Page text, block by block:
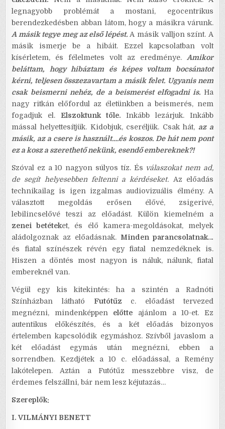
legnagyobb problémát a mostani, egocentrikus
berendezkedésben abban látom, hogy a másikra várunk.
A másik tegye meg az első lépést.A másik valljon színt. A
másik ismerje be a hibáit. Ezzel kapcsolatban volt
kísérletem, és félelmetes volt az eredménye. Amikor
beláttam, hogy hibáztam és képes voltam bocsánatot
kérni, teljesen összezavartam a másik felet. Ugyanis nem
csak beismerni nehéz, de a beismerést elfogadni is.Ha
nagy ritkán előfordul az életünkben a beismerés, nem
fogadjuk el. Elszoktunk tőle. Inkább lezárjuk. Inkább
mással helyettesítjük. Kidobjuk, cseréljük. Csak hát,az a
másik, az a csere is használt….és koszos. De hát nem pont
ez a kosz a szerethető nekünk, esendő embereknek?!
Szóval ez a 10 nagyon súlyos tíz. És válaszokat nem ad,
de segít helyesebben feltenni a kérdéseket. Az előadás
technikailag is igen izgalmas audiovizuális élmény. A
választott megoldás erősen élővé, zsigerivé,
lebilincselővé teszi az előadást. Külön kiemelném a
zenei betéteket, és élő kamera-megoldásokat, melyek
aládolgoznak az előadásnak. Minden parancsolatnak…
és fiatal színészek révén egy fiatal nemzedéknek is.
Hiszen a döntés most nagyon is náluk, nálunk, fiatal
embereknél van.
Végül egy kis kitekintés: ha a szintén a Radnóti
Színházban látható Futótűz c. előadást tervezed
megnézni, mindenképpen előtte ajánlom a 10-et. Ez
autentikus előkészítés, és a két előadás bizonyos
értelemben kapcsolódik egymáshoz. Szívből javaslom a
két előadást egymás után megnézni, ebben a
sorrendben. Kezdjétek a 10 c. előadással, a Remény
lakótelepen. Aztán a Futótűz messzebbre visz, de
érdemes felszállni, bár nem lesz kéjutazás…
Szereplők:
I. VILMÁNYI BENETT